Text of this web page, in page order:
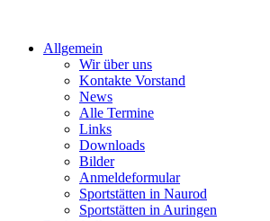
Allgemein
Wir über uns
Kontakte Vorstand
News
Alle Termine
Links
Downloads
Bilder
Anmeldeformular
Sportstätten in Naurod
Sportstätten in Auringen